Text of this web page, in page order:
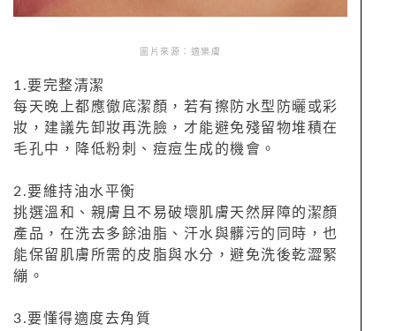
圖片來源：適樂膚
1.要完整清潔
每天晚上都應徹底潔顏，若有擦防水型防曬或彩
妝，建議先卸妝再洗臉，才能避免殘留物堆積在
毛孔中，降低粉刺、痘痘生成的機會。
2.要維持油水平衡
挑選溫和、親膚且不易破壞肌膚天然屏障的潔顏
產品，在洗去多餘油脂、汗水與髒污的同時，也
能保留肌膚所需的皮脂與水分，避免洗後乾澀緊
繃。
3.要懂得適度去角質